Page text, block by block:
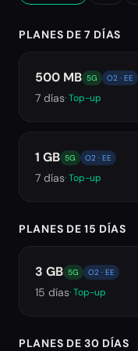
PLANES DE 7 DÍAS
500 MB 5G O2 · EE
7 días· Top-up
1 GB 5G O2 · EE
7 días· Top-up
PLANES DE 15 DÍAS
3 GB 5G O2 · EE
15 días· Top-up
PLANES DE 30 DÍAS